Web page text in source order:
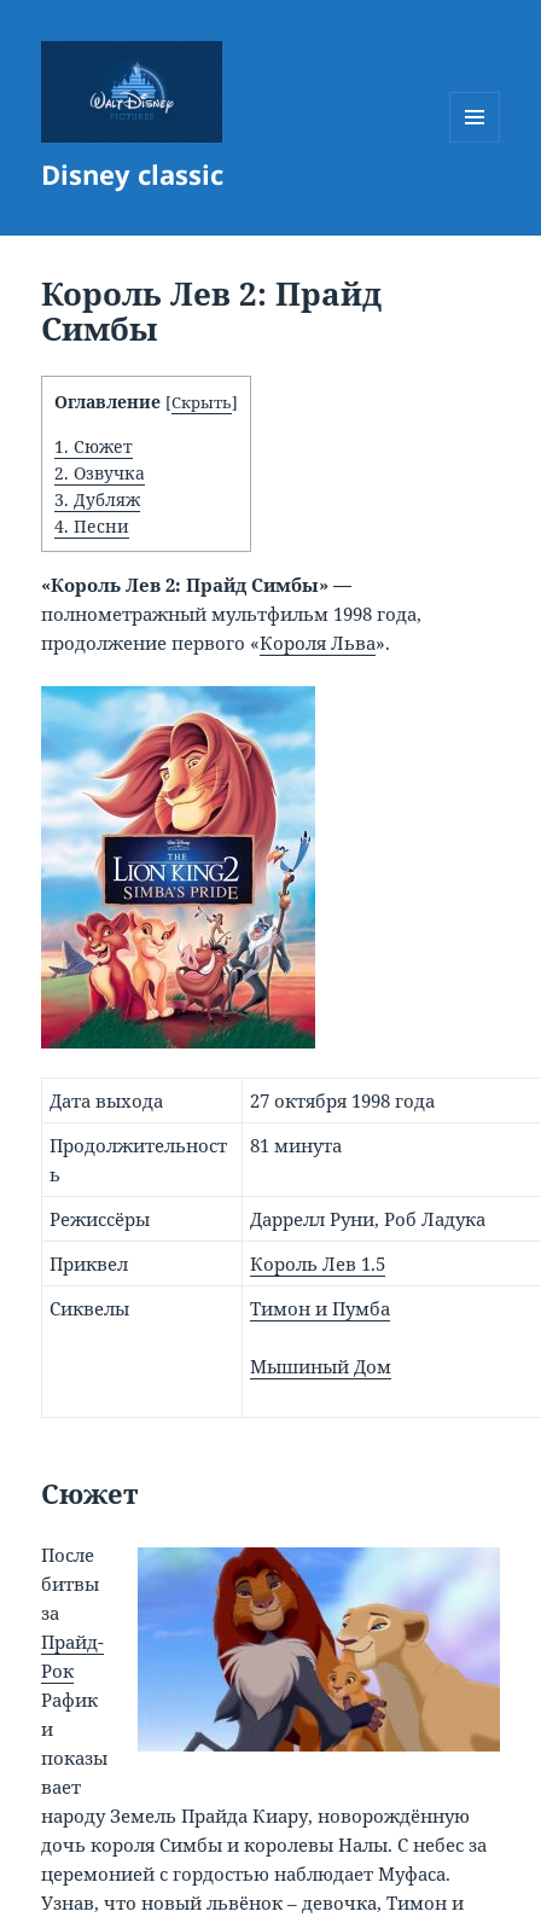
Disney classic
Король Лев 2: Прайд
Симбы
Оглавление [Скрыть]
1. Сюжет
2. Озвучка
3. Дубляж
4. Песни
«Король Лев 2: Прайд Симбы» —
полнометражный мультфильм 1998 года,
продолжение первого «Короля Льва».
Дата выхода
27 октября 1998 года
Продолжительност
ь
81 минута
Режиссёры
Даррелл Руни, Роб Ладука
Приквел
Король Лев 1.5
Сиквелы
Тимон и Пумба
Мышиный Дом
Сюжет
После
битвы
за
Прайд-
Рок
Рафик
и
показы
вает
народу Земель Прайда Киару, новорождённую
дочь короля Симбы и королевы Налы. С небес за
церемонией с гордостью наблюдает Муфаса.
Узнав, что новый львёнок – девочка, Тимон и